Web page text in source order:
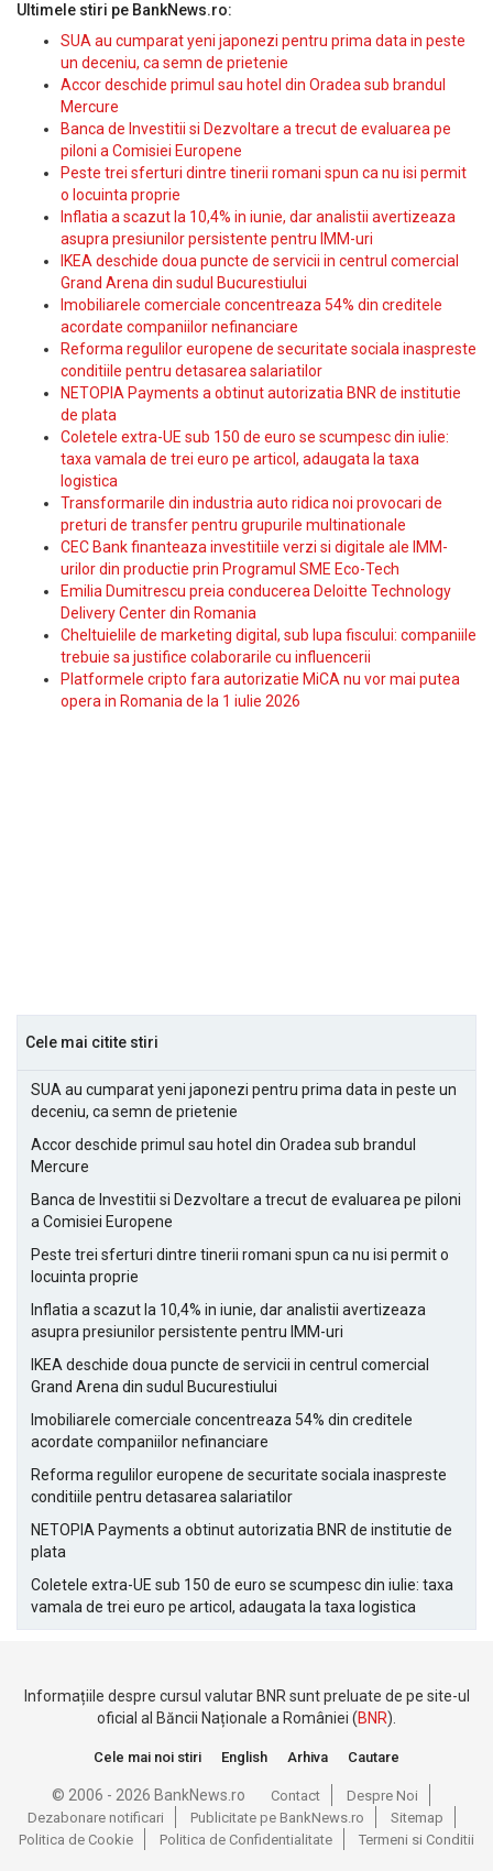
Ultimele stiri pe BankNews.ro:
SUA au cumparat yeni japonezi pentru prima data in peste
un deceniu, ca semn de prietenie
Accor deschide primul sau hotel din Oradea sub brandul
Mercure
Banca de Investitii si Dezvoltare a trecut de evaluarea pe
piloni a Comisiei Europene
Peste trei sferturi dintre tinerii romani spun ca nu isi permit
o locuinta proprie
Inflatia a scazut la 10,4% in iunie, dar analistii avertizeaza
asupra presiunilor persistente pentru IMM-uri
IKEA deschide doua puncte de servicii in centrul comercial
Grand Arena din sudul Bucurestiului
Imobiliarele comerciale concentreaza 54% din creditele
acordate companiilor nefinanciare
Reforma regulilor europene de securitate sociala inaspreste
conditiile pentru detasarea salariatilor
NETOPIA Payments a obtinut autorizatia BNR de institutie
de plata
Coletele extra-UE sub 150 de euro se scumpesc din iulie:
taxa vamala de trei euro pe articol, adaugata la taxa
logistica
Transformarile din industria auto ridica noi provocari de
preturi de transfer pentru grupurile multinationale
CEC Bank finanteaza investitiile verzi si digitale ale IMM-
urilor din productie prin Programul SME Eco-Tech
Emilia Dumitrescu preia conducerea Deloitte Technology
Delivery Center din Romania
Cheltuielile de marketing digital, sub lupa fiscului: companiile
trebuie sa justifice colaborarile cu influencerii
Platformele cripto fara autorizatie MiCA nu vor mai putea
opera in Romania de la 1 iulie 2026
Cele mai citite stiri
SUA au cumparat yeni japonezi pentru prima data in peste un
deceniu, ca semn de prietenie
Accor deschide primul sau hotel din Oradea sub brandul
Mercure
Banca de Investitii si Dezvoltare a trecut de evaluarea pe piloni
a Comisiei Europene
Peste trei sferturi dintre tinerii romani spun ca nu isi permit o
locuinta proprie
Inflatia a scazut la 10,4% in iunie, dar analistii avertizeaza
asupra presiunilor persistente pentru IMM-uri
IKEA deschide doua puncte de servicii in centrul comercial
Grand Arena din sudul Bucurestiului
Imobiliarele comerciale concentreaza 54% din creditele
acordate companiilor nefinanciare
Reforma regulilor europene de securitate sociala inaspreste
conditiile pentru detasarea salariatilor
NETOPIA Payments a obtinut autorizatia BNR de institutie de
plata
Coletele extra-UE sub 150 de euro se scumpesc din iulie: taxa
vamala de trei euro pe articol, adaugata la taxa logistica
Informațiile despre cursul valutar BNR sunt preluate de pe site-ul
oficial al Băncii Naționale a României (BNR).
Cele mai noi stiri English Arhiva Cautare
© 2006 - 2026 BankNews.ro Contact
Despre Noi
Dezabonare notificari
Publicitate pe BankNews.ro
Sitemap
Politica de Cookie
Politica de Confidentialitate Termeni si Conditii